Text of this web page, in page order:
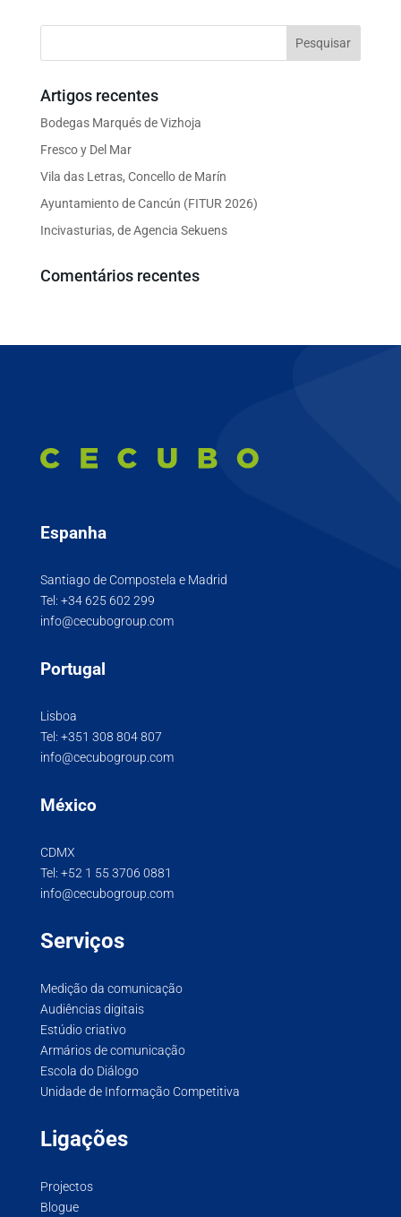
Artigos recentes
Bodegas Marqués de Vizhoja
Fresco y Del Mar
Vila das Letras, Concello de Marín
Ayuntamiento de Cancún (FITUR 2026)
Incivasturias, de Agencia Sekuens
Comentários recentes
Espanha
Santiago de Compostela e Madrid
Tel: +34 625 602 299
info@cecubogroup.com
Portugal
Lisboa
Tel: +351 308 804 807
info@cecubogroup.com
México
CDMX
Tel: +52 1 55 3706 0881
info@cecubogroup.com
Serviços
Medição da comunicação
Audiências digitais
Estúdio criativo
Armários de comunicação
Escola do Diálogo
Unidade de Informação Competitiva
Ligações
Projectos
Blogue